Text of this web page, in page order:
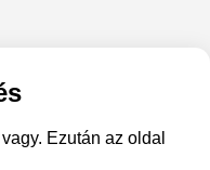
Ezután az oldal